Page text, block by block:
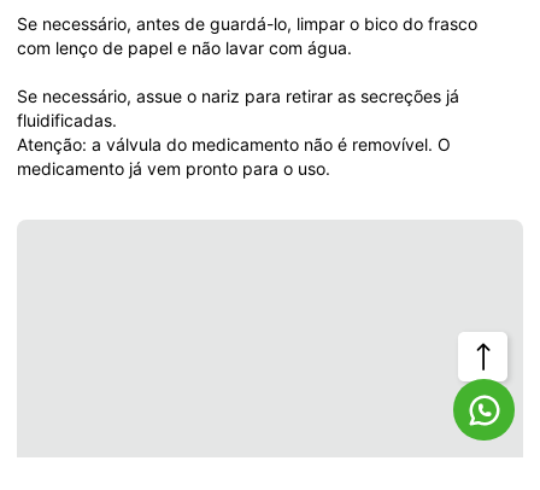
Se necessário, antes de guardá-lo, limpar o bico do frasco
com lenço de papel e não lavar com água.
Se necessário, assue o nariz para retirar as secreções já
fluidificadas.
Atenção: a válvula do medicamento não é removível. O
medicamento já vem pronto para o uso.